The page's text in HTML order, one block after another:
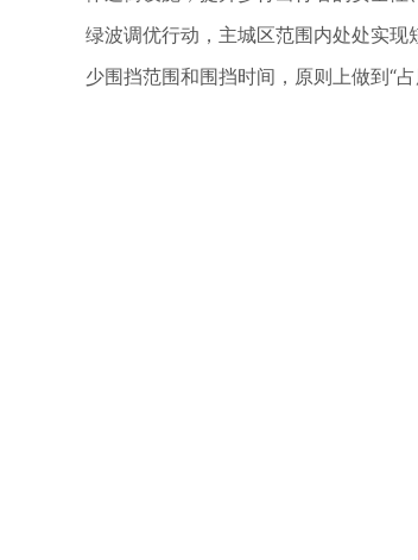
绿波调优行动，主城区范围内处处实
少围挡范围和围挡时间，原则上做到“